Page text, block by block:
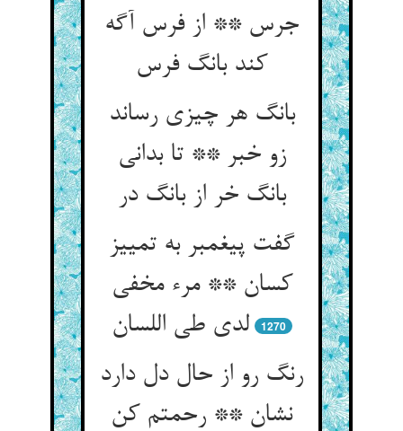
جرس ** از فرس آگه
بانگ هر چیزی رساند
زو خبر ** تا بدانی
بانگ خر از بانگ در
گفت پیغمبر به تمییز
کسان ** مرء مخفی
لدی طی اللسان‌‌
1270
رنگ رو از حال دل دارد
نشان ** رحمتم کن